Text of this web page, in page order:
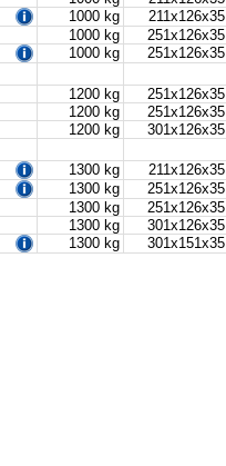
1000 kg
1000 kg
1000 kg
1200 kg
1200 kg
1200 kg
1300 kg
1300 kg
1300 kg
1300 kg
1300 kg